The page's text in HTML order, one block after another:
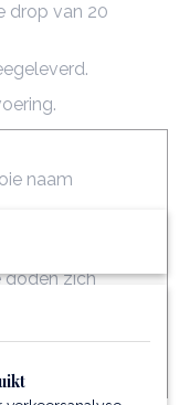
drop van 20
naam
goden zich
'berg van